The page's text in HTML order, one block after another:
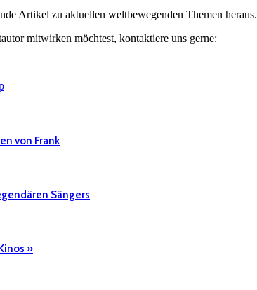
Artikel zu aktuellen weltbewegenden Themen heraus.
mitwirken möchtest, kontaktiere uns gerne:
von Frank
Sängers
»